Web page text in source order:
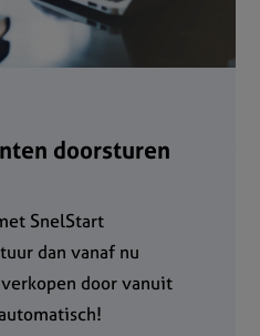
doorsturen
SnelStart
dan vanaf nu
door vanuit